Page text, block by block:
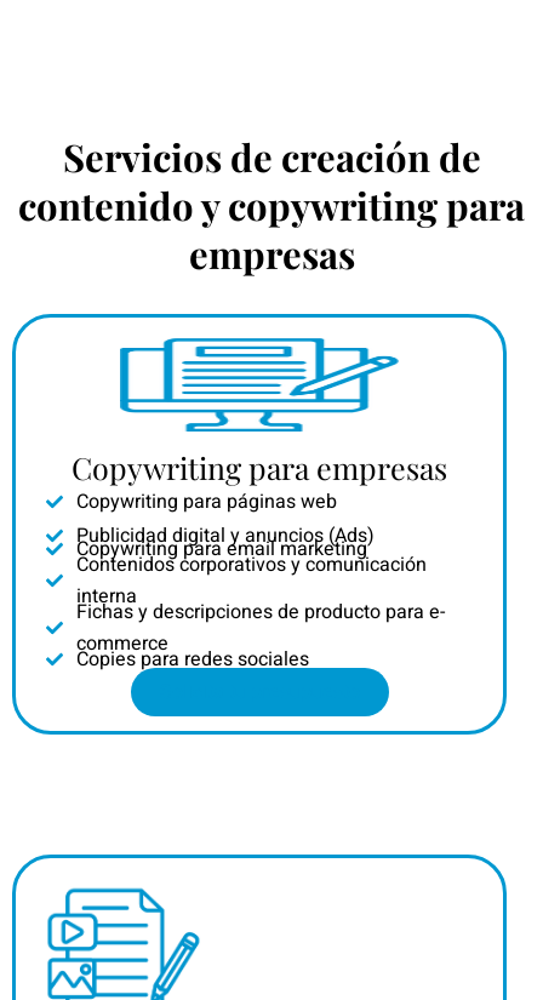
Servicios de creación de
contenido y copywriting para
empresas
Copywriting para empresas
Copywriting para páginas web
Publicidad digital y anuncios (Ads)
Copywriting para email marketing
Contenidos corporativos y comunicación
interna
Fichas y descripciones de producto para e-
commerce
Copies para redes sociales